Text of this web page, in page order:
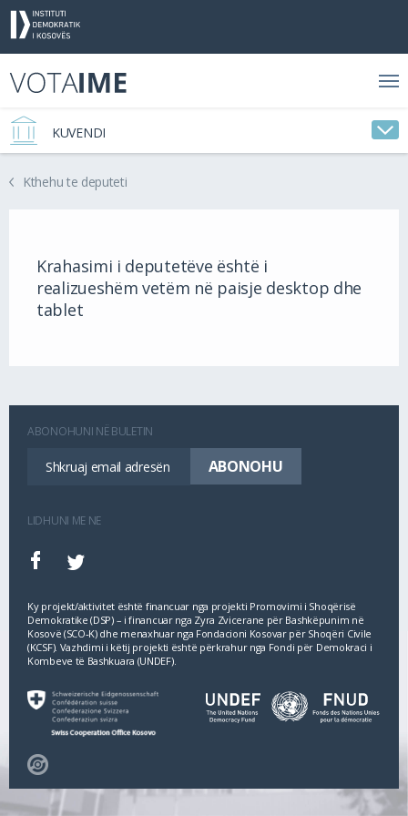
KUVENDI
Kthehu te deputeti
Krahasimi i deputetëve është i
realizueshëm vetëm në paisje desktop dhe
tablet
ABONOHUNI NË BULETIN
LIDHUNI ME NE
Ky projekt/aktivitet është financuar nga projekti Promovimi i Shoqërisë
Demokratike (DSP) – i financuar nga Zyra Zvicerane për Bashkëpunim në
Kosovë (SCO‐K) dhe menaxhuar nga Fondacioni Kosovar për Shoqëri Civile
(KCSF). Vazhdimi i këtij projekti është përkrahur nga Fondi për Demokraci i
Kombeve të Bashkuara (UNDEF).